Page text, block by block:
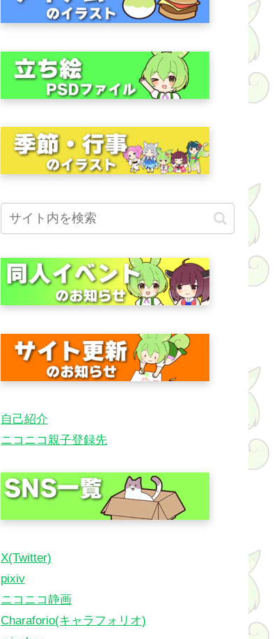
自己紹介
ニコニコ親子登録先
X(Twitter)
pixiv
ニコニコ静画
Charaforio(キャラフォリオ)